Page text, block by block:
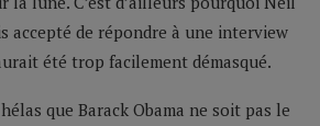
accepté de répondre à une interview
été trop facilement démasqué.
que Barack Obama ne soit pas le